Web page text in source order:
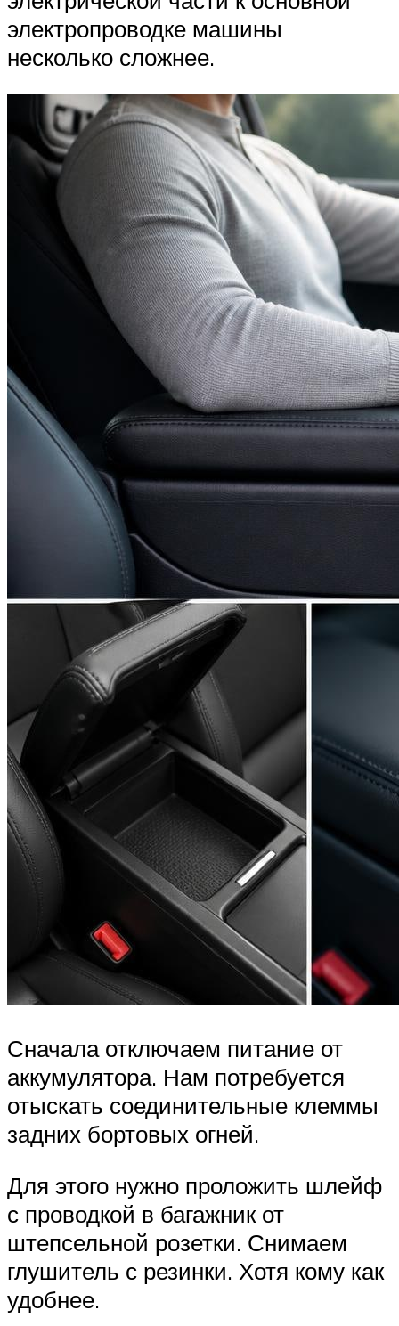
электропроводке машины
несколько сложнее.
Сначала отключаем питание от
аккумулятора. Нам потребуется
отыскать соединительные клеммы
задних бортовых огней.
Для этого нужно проложить шлейф
с проводкой в багажник от
штепсельной розетки. Снимаем
глушитель с резинки. Хотя кому как
удобнее.